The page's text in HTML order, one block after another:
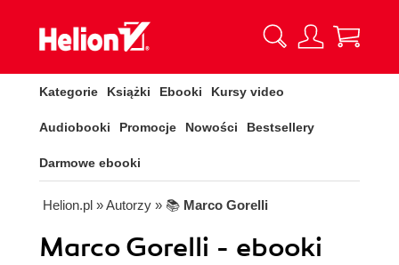
Kategorie Książki Ebooki Kursy video
Audiobooki Promocje Nowości Bestsellery
Darmowe ebooki
Helion.pl » Autorzy » 📚 Marco Gorelli
Marco Gorelli - ebooki